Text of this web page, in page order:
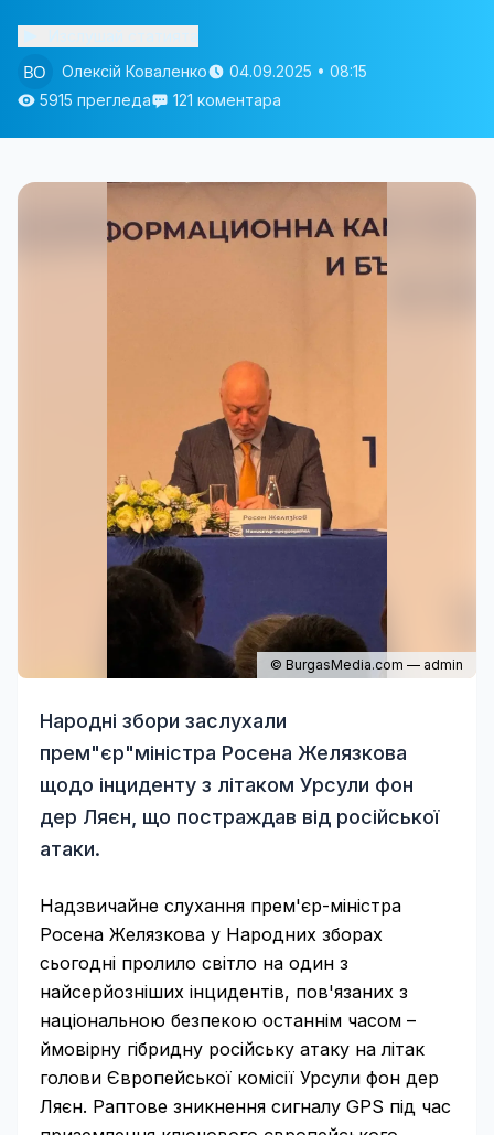
Олексій Коваленко
04.09.2025 • 08:15
5915 прегледа
121 коментара
© BurgasMedia.com — admin
Народні збори заслухали
прем"єр"міністра Росена Желязкова
щодо інциденту з літаком Урсули фон
дер Ляєн, що постраждав від російської
атаки.
Надзвичайне слухання прем'єр-міністра
Росена Желязкова у Народних зборах
сьогодні пролило світло на один з
найсерйозніших інцидентів, пов'язаних з
національною безпекою останнім часом –
ймовірну гібридну російську атаку на літак
голови Європейської комісії Урсули фон дер
Ляєн. Раптове зникнення сигналу GPS під час